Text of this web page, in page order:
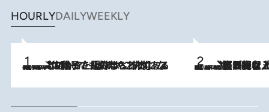
HOURLYDAILYWEEKLY
2026.8.5
【阿川佐和子さんの年とる力】なぜ70代で始めた趣味は“こんなに楽しい”のか？ ピアノ、俳句…スランプに陥っても続けられる“ある秘訣”とは 2026.8.5
【なぜ吉沢亮は「気配を消せる」のか？】興行収入208億の『国宝』を経て挑むミュージカル『ディア・エヴァン・ハンセン』。トップ俳優が舞台上でさらけ出した“孤独”とは